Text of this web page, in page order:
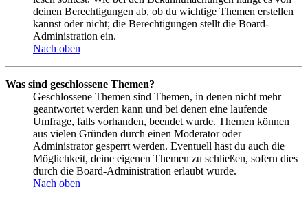
deinen Berechtigungen ab, ob du wichtige Themen erstellen
kannst oder nicht; die Berechtigungen stellt die Board-
Administration ein.
Nach oben
Was sind geschlossene Themen?
Geschlossene Themen sind Themen, in denen nicht mehr
geantwortet werden kann und bei denen eine laufende
Umfrage, falls vorhanden, beendet wurde. Themen können
aus vielen Gründen durch einen Moderator oder
Administrator gesperrt werden. Eventuell hast du auch die
Möglichkeit, deine eigenen Themen zu schließen, sofern dies
durch die Board-Administration erlaubt wurde.
Nach oben